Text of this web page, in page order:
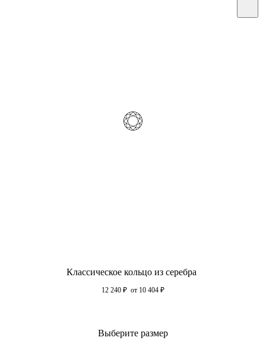
Классическое кольцо из серебра
12 240 ₽ от 10 404 ₽
Выберите размер